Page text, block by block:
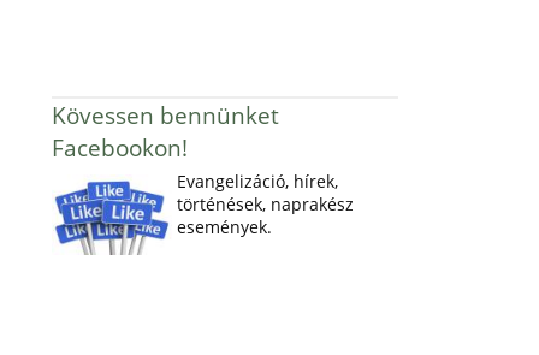
Kövessen bennünket
Facebookon!
Evangelizáció, hírek,
történések, naprakész
események.